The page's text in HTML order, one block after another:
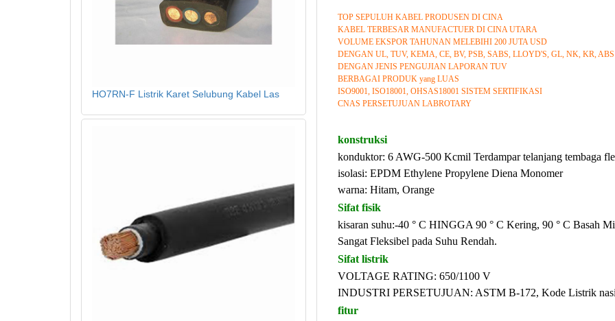
TOP SEPULUH KABEL PRODUSEN DI CINA
KABEL TERBESAR MANUFACTUER DI CINA UTARA
VOLUME EKSPOR TAHUNAN MELEBIHI 200 JUTA USD
DENGAN UL, TUV, KEMA, CE, BV, PSB, SABS, LLOYD'S, GL, NK, KR,
DENGAN JENIS PENGUJIAN LAPORAN TUV
BERBAGAI PRODUK yang LUAS
ISO9001, ISO18001, OHSAS18001 SISTEM SERTIFIKASI
CNAS PERSETUJUAN LABROTARY
konstruksi
konduktor: 6 AWG-500 Kcmil Terdampar telanjang tembaga
isolasi: EPDM Ethylene Propylene Diena Monomer
warna: Hitam, Orange
Sifat fisik
kisaran suhu:-40 ° C HINGGA 90 ° C Kering, 90 ° C Basah
Sangat Fleksibel pada Suhu Rendah.
Sifat listrik
VOLTAGE RATING: 650/1100 V
INDUSTRI PERSETUJUAN: ASTM B-172, Kode Listrik
fitur
HO7RN-F Listrik Karet Selubung Kabel Las